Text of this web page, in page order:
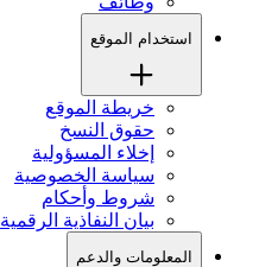
استخدام الموقع
خريطة الموقع
حقوق النسخ
إخلاء المسؤولية
سياسة الخصوصية
شروط وأحكام
بيان النفاذية الرقمية
المعلومات والدعم